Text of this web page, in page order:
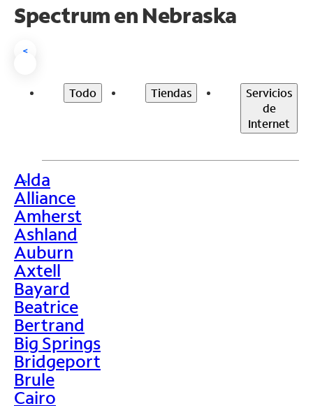
Spectrum en Nebraska
<
Todo Tiendas
Servicios
de
Internet
>
Alda
Alliance
Amherst
Ashland
Auburn
Axtell
Bayard
Beatrice
Bertrand
Big Springs
Bridgeport
Brule
Cairo